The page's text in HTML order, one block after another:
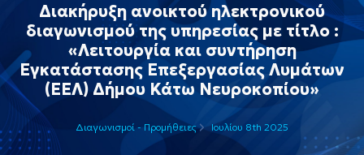
Διακήρυξη ανοικτού ηλεκτρονικού
διαγωνισμού της υπηρεσίας με τίτλο :
«Λειτουργία και συντήρηση
Εγκατάστασης Επεξεργασίας Λυμάτων
(ΕΕΛ) Δήμου Κάτω Νευροκοπίου»
Διαγωνισμοί - Προμήθειες Ιουλίου 8th 2025